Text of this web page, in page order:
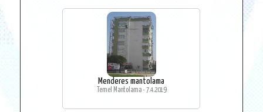
Menderes mantolama
Temel Mantolama - 7.4.2019